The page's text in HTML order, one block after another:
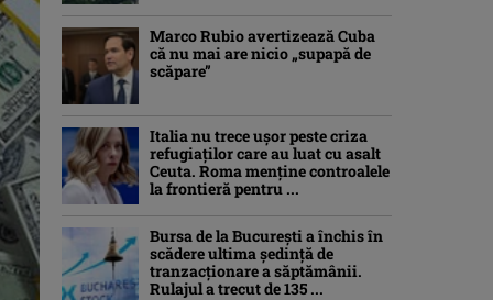
Marco Rubio avertizează Cuba
că nu mai are nicio „supapă de
scăpare”
Italia nu trece ușor peste criza
refugiaților care au luat cu asalt
Ceuta. Roma menține controalele
la frontieră pentru ...
Bursa de la București a închis în
scădere ultima ședință de
tranzacționare a săptămânii.
Rulajul a trecut de 135 ...